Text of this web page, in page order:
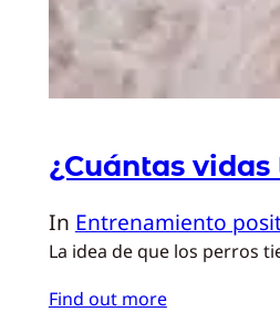
¿Cuántas
In Entrenamiento
La idea de que los perros
Find out more